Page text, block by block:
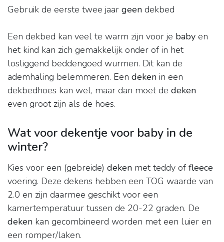
Gebruik de eerste twee jaar geen dekbed
Een dekbed kan veel te warm zijn voor je baby en
het kind kan zich gemakkelijk onder of in het
losliggend beddengoed wurmen. Dit kan de
ademhaling belemmeren. Een deken in een
dekbedhoes kan wel, maar dan moet de deken
even groot zijn als de hoes.
Wat voor dekentje voor baby in de
winter?
Kies voor een (gebreide) deken met teddy of fleece
voering. Deze dekens hebben een TOG waarde van
2.0 en zijn daarmee geschikt voor een
kamertemperatuur tussen de 20-22 graden. De
deken kan gecombineerd worden met een luier en
een romper/laken.